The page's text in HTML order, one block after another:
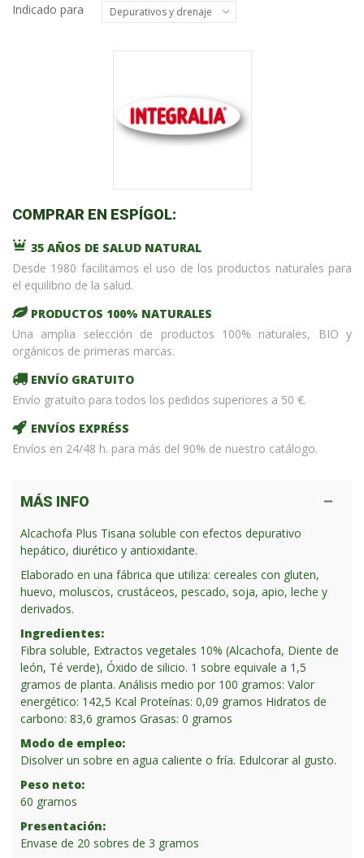
Indicado para Depurativos y drenaje
COMPRAR EN ESPÍGOL:
35 AÑOS DE SALUD NATURAL
Desde 1980 facilitamos el uso de los productos naturales para
el equilibrio de la salud.
PRODUCTOS 100% NATURALES
Una amplia selección de productos 100% naturales, BIO y
orgánicos de primeras marcas.
ENVÍO GRATUITO
Envío gratuito para todos los pedidos superiores a 50 €.
ENVÍOS EXPRÉSS
Envíos en 24/48 h. para más del 90% de nuestro catálogo.
MÁS INFO
Alcachofa Plus Tisana soluble con efectos depurativo
hepático, diurético y antioxidante.
Elaborado en una fábrica que utiliza: cereales con gluten,
huevo, moluscos, crustáceos, pescado, soja, apio, leche y
derivados.
Ingredientes:
Fibra soluble, Extractos vegetales 10% (Alcachofa, Diente de
león, Té verde), Óxido de silicio. 1 sobre equivale a 1,5
gramos de planta. Análisis medio por 100 gramos: Valor
energético: 142,5 Kcal Proteínas: 0,09 gramos Hidratos de
carbono: 83,6 gramos Grasas: 0 gramos
Modo de empleo:
Disolver un sobre en agua caliente o fría. Edulcorar al gusto.
Peso neto:
60 gramos
Presentación:
Envase de 20 sobres de 3 gramos